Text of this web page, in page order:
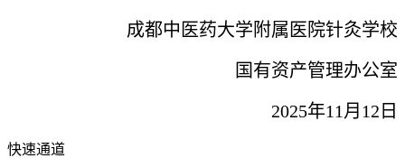
成都中医药大学附属医院针灸学校
国有资产管理办公室
2025年11月12日
快速通道